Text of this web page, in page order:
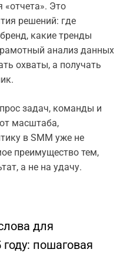
Это
решений: где
какие тренды
анализ данных
охваты, а получать
задач, команды и
масштаба,
в SMM уже не
преимущество тем,
а не на удачу.
для
пошаговая